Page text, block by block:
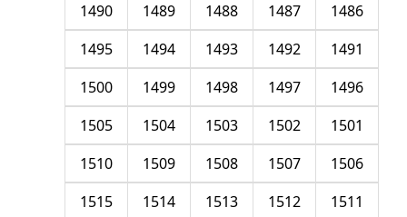
1486
1487
1488
1489
1490
1491
1492
1493
1494
1495
1496
1497
1498
1499
1500
1501
1502
1503
1504
1505
1506
1507
1508
1509
1510
1511
1512
1513
1514
1515